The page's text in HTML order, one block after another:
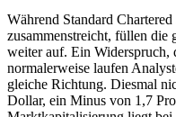
Während Standard
zusammenstreicht, füllen die
weiter auf. Ein Widerspruch,
normalerweise laufen
gleiche Richtung. Diesmal
Dollar, ein Minus von 1,7